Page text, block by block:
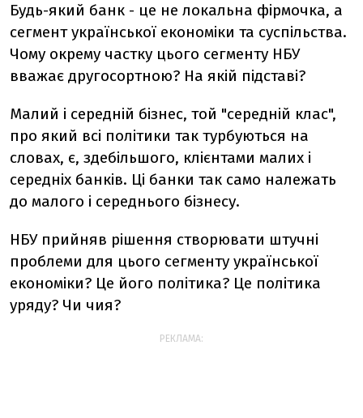
Будь-який банк - це не локальна фірмочка, а
сегмент української економіки та суспільства.
Чому окрему частку цього сегменту НБУ
вважає другосортною? На якій підставі?
Малий і середній бізнес, той "середній клас",
про який всі політики так турбуються на
словах, є, здебільшого, клієнтами малих і
середніх банків. Ці банки так само належать
до малого і середнього бізнесу.
НБУ прийняв рішення створювати штучні
проблеми для цього сегменту української
економіки? Це його політика? Це політика
уряду? Чи чия?
РЕКЛАМА: